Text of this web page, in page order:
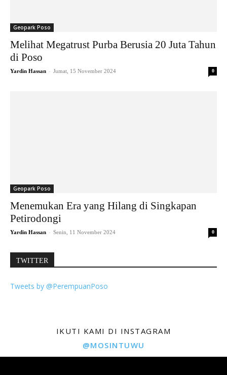
Geopark Poso
Melihat Megatrust Purba Berusia 20 Juta Tahun
di Poso
Yardin Hassan - Jumat, 15 November 2024 0
Geopark Poso
Menemukan Era yang Hilang di Singkapan
Petirodongi
Yardin Hassan - Senin, 11 November 2024 0
TWITTER
Tweets by @PerempuanPoso
IKUTI KAMI DI INSTAGRAM
@MOSINTUWU